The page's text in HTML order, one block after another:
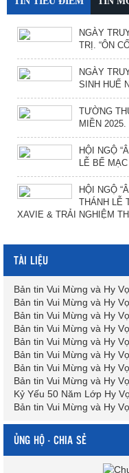
NGÀY
TRỊ. “ÔN
NGÀY
SINH HUẾ
TƯỜNG
MIỀN
HỘI NGỘ
LỄ BẾ
HỘI NGỘ
THÁNH LỄ
XAVIE & TRẢI NGHIỆM
TÀI LIỆU
Bản tin Vui Mừng và Hy
Bản tin Vui Mừng và Hy
Bản tin Vui Mừng và Hy
Bản tin Vui Mừng và Hy
Bản tin Vui Mừng và Hy
Bản tin Vui Mừng và Hy
Bản tin Vui Mừng và Hy
Bản tin Vui Mừng và Hy
Kỷ Yếu 50 Năm Lớp Hy
Bản tin Vui Mừng và Hy
ỦNG HỘ - CHIA SẺ